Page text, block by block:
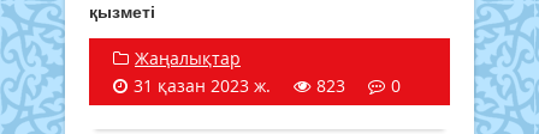
қызметі
Жаңалықтар
31 қазан 2023 ж.
823 0